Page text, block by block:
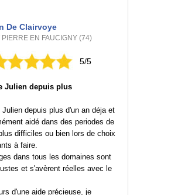
De Clairvoye
PIERRE EN FAUCIGNY (74)
5/5
Julien depuis plus
depuis plus d'un an déja et
aidé dans des periodes de
difficiles ou bien lors de choix
à faire.
dans tous les domaines sont
et s'avèrent réelles avec le
d'une aide précieuse, je